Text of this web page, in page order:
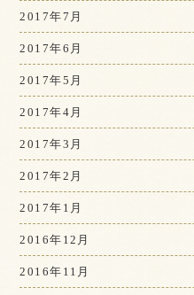
2017年7月
2017年6月
2017年5月
2017年4月
2017年3月
2017年2月
2017年1月
2016年12月
2016年11月